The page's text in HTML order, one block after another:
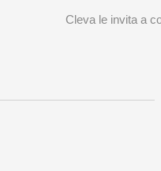
Cleva le invita a